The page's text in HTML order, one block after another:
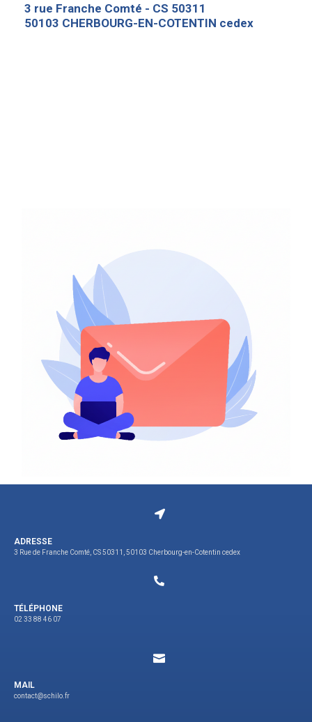
3 rue Franche Comté - CS 50311
50103 CHERBOURG-EN-COTENTIN cedex
ADRESSE
3 Rue de Franche Comté, CS 50311, 50103 Cherbourg-en-Cotentin cedex
TÉLÉPHONE
02 33 88 46 07
MAIL
contact@schilo.fr